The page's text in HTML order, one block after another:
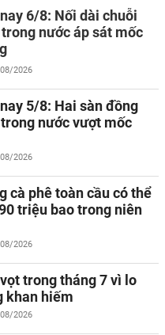
6/8: Nối dài chuỗi
nước áp sát mốc
2026
5/8: Hai sàn đồng
nước vượt mốc
2026
cà phê toàn cầu có thể
triệu bao trong niên
2026
trong tháng 7 vì lo
khan hiếm
2026